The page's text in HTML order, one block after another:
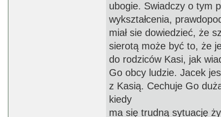
ubogie. Swiadczy o tym
wykształcenia,
miał sie dowiedzieć, że
sierotą może być to, że
do rodziców Kasi, jak
Go obcy ludzie. Jacek
z Kasią. Cechuje Go
kiedy
ma się trudną sytuację